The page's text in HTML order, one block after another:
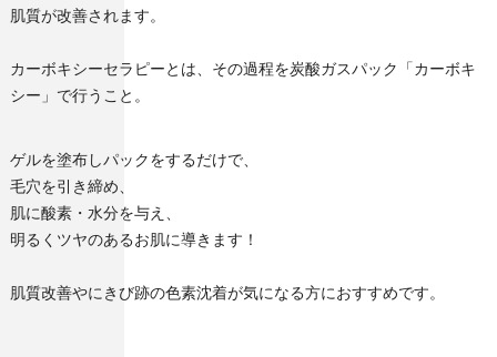
肌質が改善されます。
カーボキシーセラピーとは、その過程を炭酸ガスパック「カーボキ
シー」で行うこと。
ゲルを塗布しパックをするだけで、
毛穴を引き締め、
肌に酸素・水分を与え、
明るくツヤのあるお肌に導きます！
肌質改善やにきび跡の色素沈着が気になる方におすすめです。